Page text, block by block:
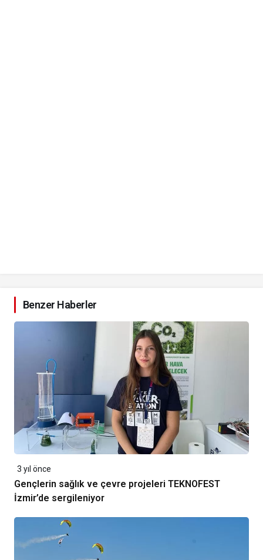
Benzer Haberler
3 yıl önce
Gençlerin sağlık ve çevre projeleri TEKNOFEST
İzmir’de sergileniyor